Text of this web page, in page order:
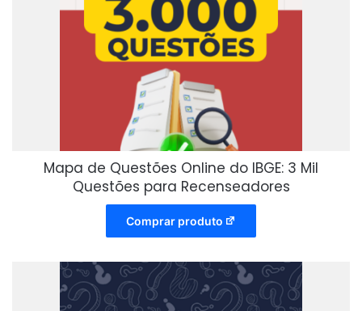
Mapa de Questões Online do IBGE: 3 Mil
Questões para Recenseadores
Comprar produto